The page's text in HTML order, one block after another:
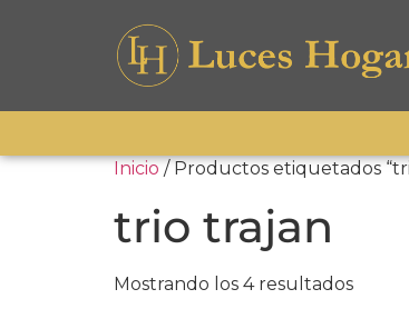
Inicio/ Productos etiquetados
trio trajan
Mostrando los 4 resultados